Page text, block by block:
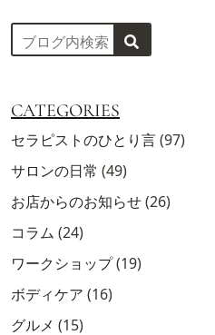
CATEGORIES
セラピストのひとり言(97)
サロンの日常 (49)
お店からのお知らせ(26)
コラム (24)
ワークショップ(19)
ボディケア (16)
グルメ (15)